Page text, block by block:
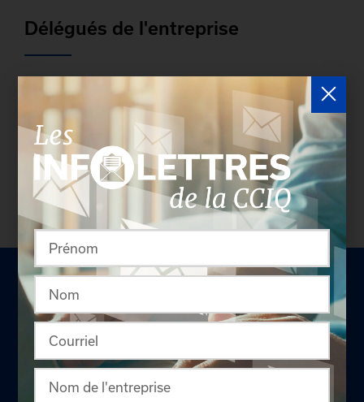
Délégués de l'entreprise
Les entreprises membres peuvent bénéficier d’une
version plus détaillée du répertoire via leur espace
sécurisé.
Connectez-vousafin de consulter le
profil complet des entreprises incluant les
coordonnées des délégués inscrits. Vous n'êtes
pas membre? N'attendez plus etdevenez membre!
LA CHAMBRE